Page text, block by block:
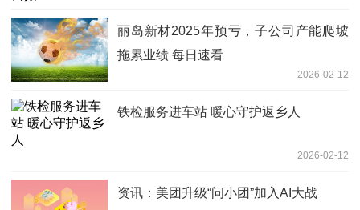
丽岛新材2025年预亏，子公司产能爬坡
拖累业绩 每日速看
2026-02-12
铁检服务进车站 暖心守护返乡人
2026-02-12
资讯：美团升级“问小团”加入AI大战